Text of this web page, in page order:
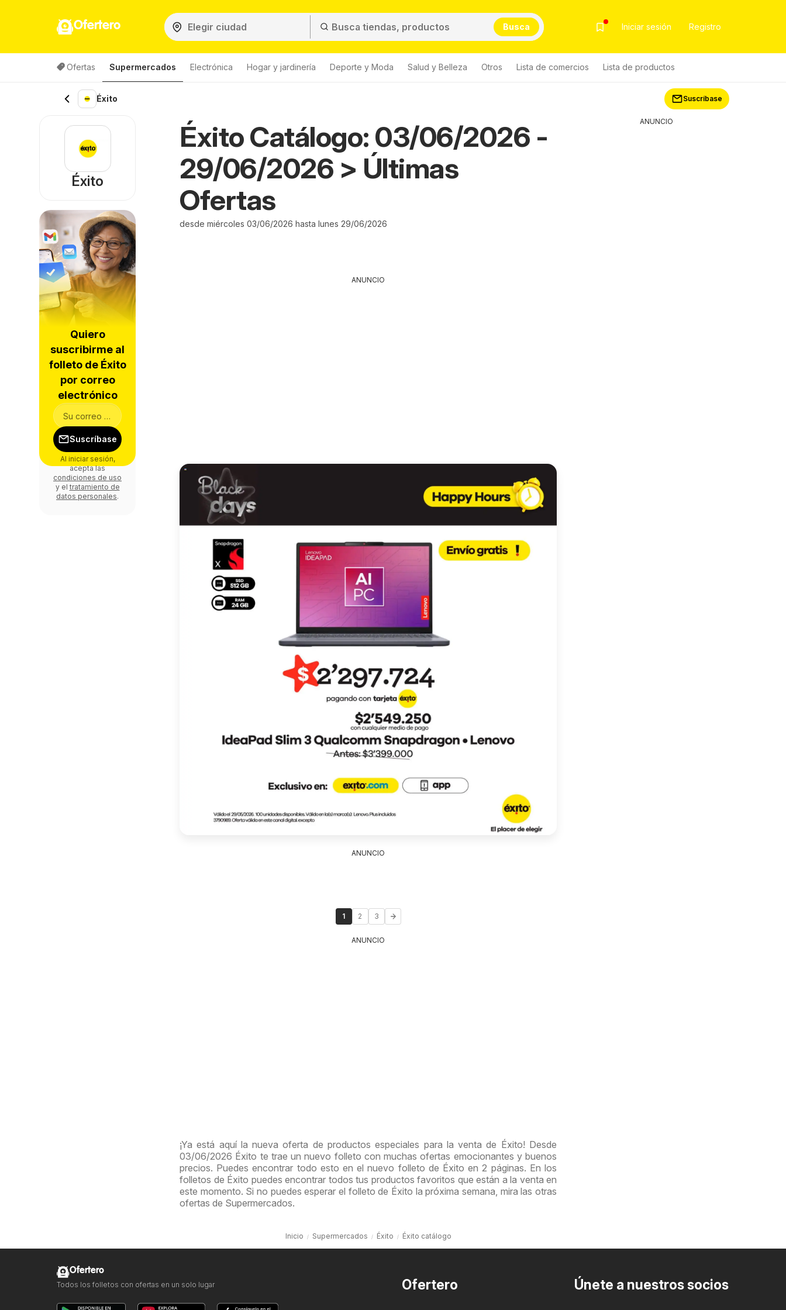
Ofertero Busca Iniciar sesión Registro
Ofertas Supermercados Electrónica Hogar y jardinería Deporte y Moda Salud y Belleza Otros Lista de comercios Lista de productos
Éxito Suscríbase
Éxito Catálogo: 03/06/2026 -
29/06/2026 > Últimas
Ofertas
desde miércoles 03/06/2026 hasta lunes 29/06/2026
ANUNCIO
ANUNCIO
1 2 3
ANUNCIO
¡Ya está aquí la nueva oferta de productos especiales para la venta de Éxito! Desde
03/06/2026 Éxito te trae un nuevo folleto con muchas ofertas emocionantes y buenos
precios. Puedes encontrar todo esto en el nuevo folleto de Éxito en 2 páginas. En los
folletos de Éxito puedes encontrar todos tus productos favoritos que están a la venta en
este momento. Si no puedes esperar el folleto de Éxito la próxima semana, mira las otras
ofertas de Supermercados.
Inicio Supermercados Éxito Éxito catálogo
Éxito
Quiero
suscribirme al
folleto de Éxito
por correo
electrónico
Suscríbase
Al iniciar sesión,
acepta las
condiciones de uso
y el tratamiento de
datos personales.
ANUNCIO
Ofertero Únete a nuestros socios
Ofertero
Todos los folletos con ofertas en un solo lugar